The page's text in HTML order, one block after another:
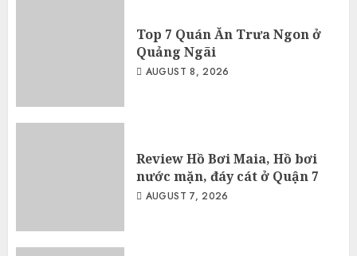
Top 7 Quán Ăn Trưa Ngon ở
Quảng Ngãi
AUGUST 8, 2026
Review Hồ Bơi Maia, Hồ bơi
nước mặn, đáy cát ở Quận 7
AUGUST 7, 2026